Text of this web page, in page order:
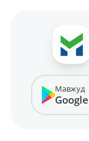
Мавжуд